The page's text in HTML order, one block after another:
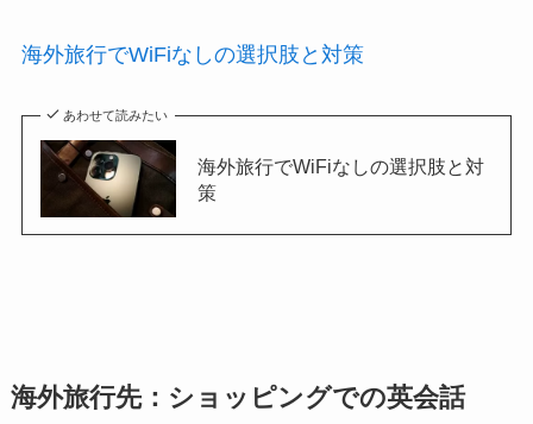
海外旅行でWiFiなしの選択肢と対策
あわせて読みたい
海外旅行でWiFiなしの選択肢と対
策
海外旅行先：ショッピングでの英会話